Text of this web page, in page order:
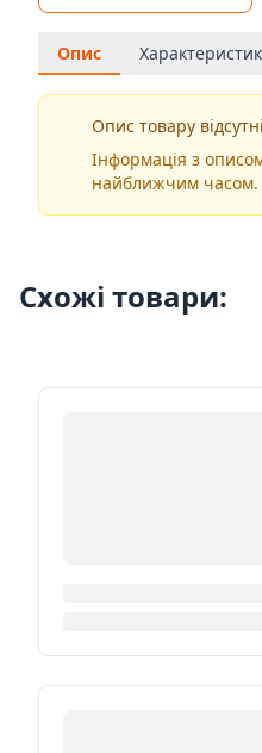
Опис
Опис товару
Інформація з
найближчим часом.
Схожі товари: